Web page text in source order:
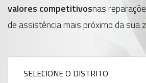
valores competitivosnas
de assistência mais próximo da sua